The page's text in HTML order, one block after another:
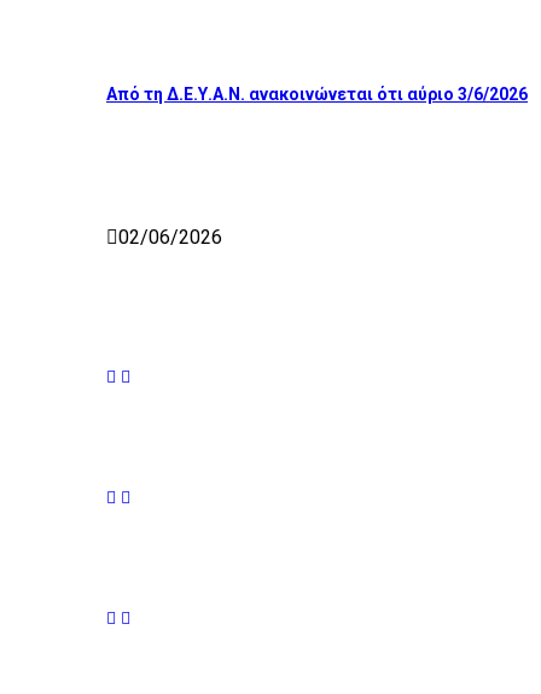
Από τη Δ.Ε.Υ.Α.Ν. ανακοινώνεται ότι αύριο 3/6/2026
02/06/2026